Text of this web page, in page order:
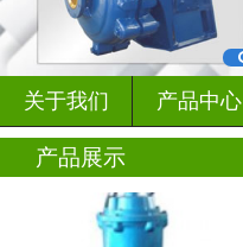
关于我们 产品中心
产品展示